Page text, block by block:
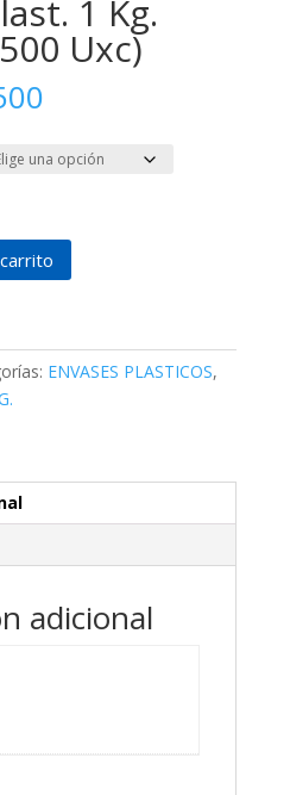
1 Kg.
Uxc)
Rango
precios:
desde
hasta
$112.500
ENVASES PLASTICOS,
adicional